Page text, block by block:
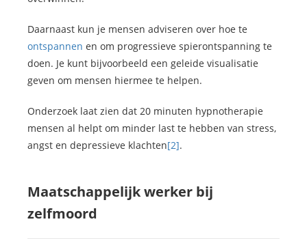
Daarnaast kun je mensen adviseren over hoe te
ontspannen en om progressieve spierontspanning te
doen. Je kunt bijvoorbeeld een geleide visualisatie
geven om mensen hiermee te helpen.
Onderzoek laat zien dat 20 minuten hypnotherapie
mensen al helpt om minder last te hebben van stress,
angst en depressieve klachten[2].
Maatschappelijk werker bij
zelfmoord